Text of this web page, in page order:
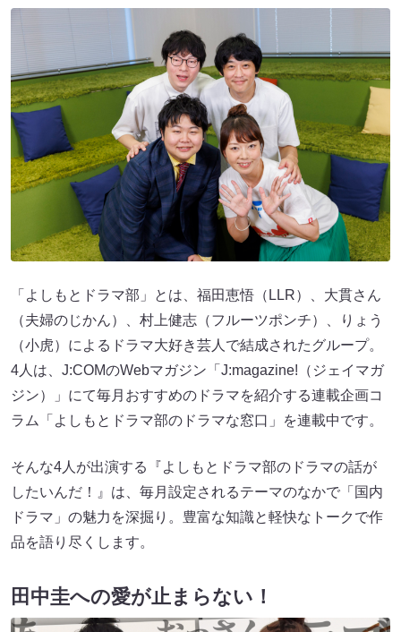
「よしもとドラマ部」とは、福田恵悟（LLR）、大貫さん
（夫婦のじかん）、村上健志（フルーツポンチ）、りょう
（小虎）によるドラマ大好き芸人で結成されたグループ。
4人は、J:COMのWebマガジン「J:magazine!（ジェイマガ
ジン）」にて毎月おすすめのドラマを紹介する連載企画コ
ラム「よしもとドラマ部のドラマな窓口」を連載中です。
そんな4人が出演する『よしもとドラマ部のドラマの話が
したいんだ！』は、毎月設定されるテーマのなかで「国内
ドラマ」の魅力を深掘り。豊富な知識と軽快なトークで作
品を語り尽くします。
田中圭への愛が止まらない！